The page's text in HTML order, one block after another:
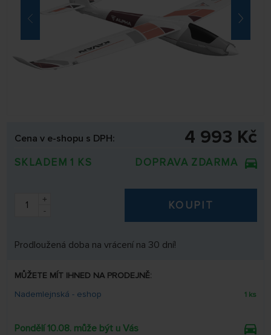
Cena v e-shopu s DPH: 4 993 Kč
SKLADEM 1 KS DOPRAVA ZDARMA
+
-
KOUPIT
Prodloužená doba na vrácení na 30 dní!
MŮŽETE MÍT IHNED NA PRODEJNĚ:
Nademlejnská - eshop
1 ks
Pondělí 10.08. může být u Vás